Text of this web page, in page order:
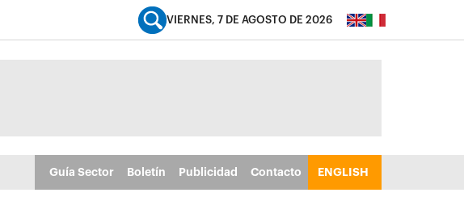
VIERNES, 7 DE AGOSTO DE 2026
Guía Sector Boletín Publicidad Contacto ENGLISH